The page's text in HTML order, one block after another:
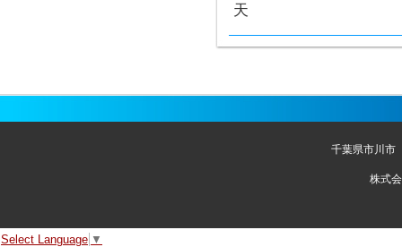
天
千葉県市川市
株式
Select Language ▼